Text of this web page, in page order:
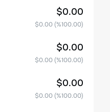
$0.00
$0.00(%100.00)
$0.00
$0.00(%100.00)
$0.00
$0.00(%100.00)